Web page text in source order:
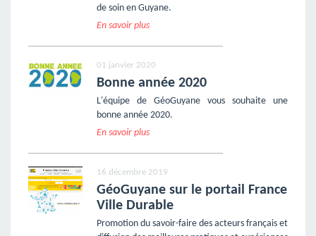
de soin en Guyane.
En savoir plus
01 janvier 2020
Bonne année 2020
L'équipe de GéoGuyane vous souhaite une
bonne année 2020.
En savoir plus
16 décembre 2019
GéoGuyane sur le portail France
Ville Durable
Promotion du savoir-faire des acteurs français et